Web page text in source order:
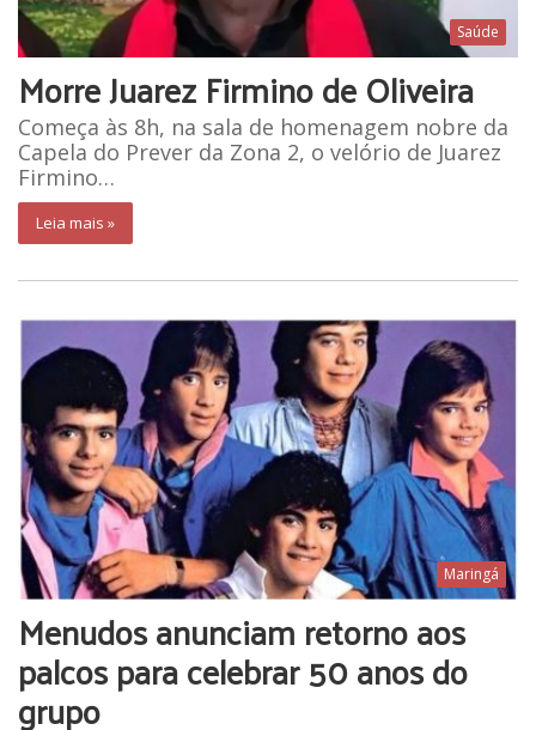
Saúde
Morre Juarez Firmino de Oliveira
Começa às 8h, na sala de homenagem nobre da
Capela do Prever da Zona 2, o velório de Juarez
Firmino…
Leia mais »
Maringá
Menudos anunciam retorno aos
palcos para celebrar 50 anos do
grupo